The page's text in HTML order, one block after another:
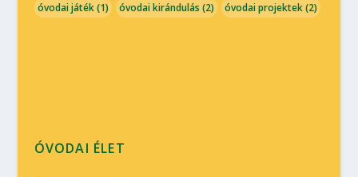
óvodai játék(1) óvodai kirándulás (2) óvodai projektek(2)
ÓVODAI ÉLET